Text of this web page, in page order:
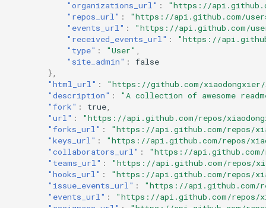
"organizations_url" :
"https://
"repos_url" :
"https://api.github.com/
"events_url" :
"https://api.github.com/
"received_events_url" :
"https://
"type" : "User"
"site_admin" :
false
},
"html_url" :
"https://github.com/xiaodongxier/
"description" :
"A collection of awesome
"fork" : true
"url" :
"https://api.github.com/repos/
"forks_url" :
"https://api.github.com/repos/
"keys_url" :
"https://api.github.com/repos/
"collaborators_url" :
"https://api.github.com/
"teams_url" :
"https://api.github.com/repos/
"hooks_url" :
"https://api.github.com/repos/
"issue_events_url" :
"https://api.github.com/
"events_url" :
"https://api.github.com/repos/